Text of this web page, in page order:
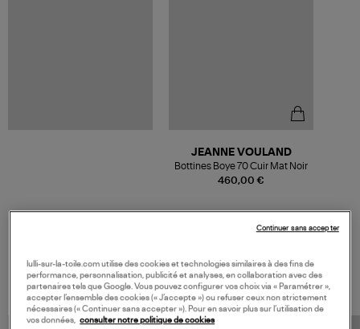
460,00 €
JEANNE VOULAND
Bottines Boye 70 Cuir Mat Noir
VOS DERNIERS PRODUITS VUS
lulli-sur-la-toile.com utilise des cookies et technologies similaires à des fins de
performance, personnalisation, publicité et analyses, en collaboration avec des
partenaires tels que Google. Vous pouvez configurer vos choix via « Paramétrer »,
accepter l’ensemble des cookies (« J’accepte ») ou refuser ceux non strictement
nécessaires (« Continuer sans accepter »). Pour en savoir plus sur l’utilisation de
vos données, consulter notre politique de cookies
Continuer sans accepter